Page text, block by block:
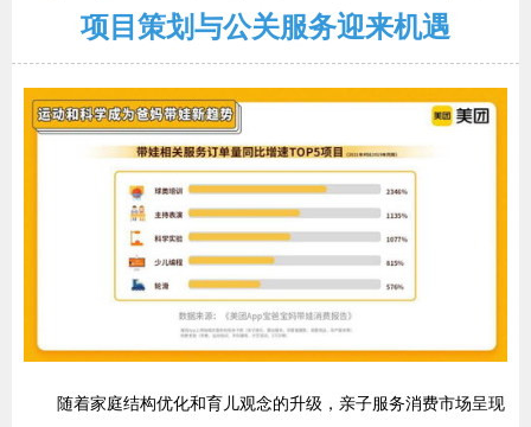
项目策划与公关服务迎来机遇
随着家庭结构优化和育儿观念的升级，亲子服务消费市场呈现